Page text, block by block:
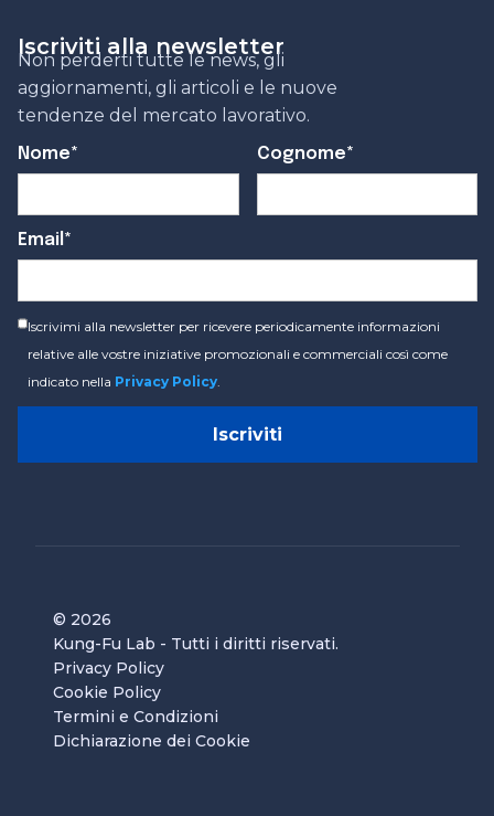
Iscriviti alla newsletter
Non perderti tutte le news, gli
aggiornamenti, gli articoli e le nuove
tendenze del mercato lavorativo.
Nome* Cognome*
Email*
Iscrivimi alla newsletter per ricevere periodicamente informazioni
relative alle vostre iniziative promozionali e commerciali così come
indicato nella Privacy Policy.
© 2026
Kung-Fu Lab - Tutti i diritti riservati.
Privacy Policy
Cookie Policy
Termini e Condizioni
Dichiarazione dei Cookie